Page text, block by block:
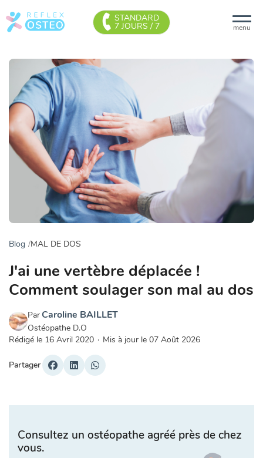
menu
STANDARD
7 JOURS / 7
Blog MAL DE DOS
J'ai une vertèbre déplacée !
Comment soulager son mal au dos
Par Caroline BAILLET
Ostéopathe D.O
Rédigé le 16 Avril 2020 · Mis à jour le 07 Août 2026
Partager
Consultez un ostéopathe agréé près de chez
vous.